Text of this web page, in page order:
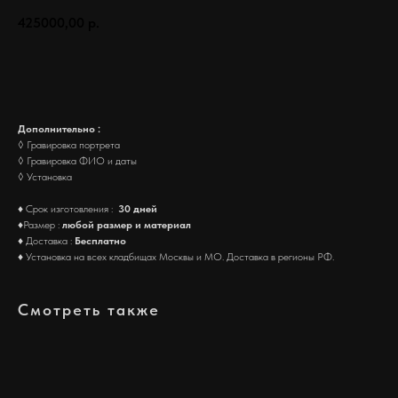
Дополнительно :
◊ Гравировка портрета
◊ Гравировка ФИО и даты
◊ Установка
♦ Срок изготовления : 30 дней
♦Размер : любой размер и материал
♦ Доставка : Бесплатно
♦ Установка на всех кладбищах Москвы и МО. Доставка в регионы РФ.
Смотреть также